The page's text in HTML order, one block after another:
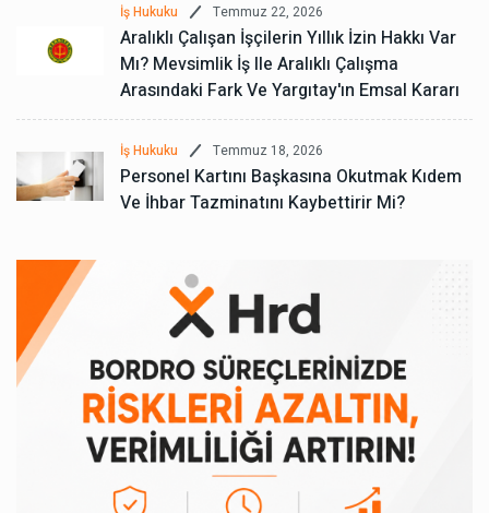
İş Hukuku Temmuz 22, 2026
Aralıklı Çalışan İşçilerin Yıllık İzin Hakkı Var
Mı? Mevsimlik İş Ile Aralıklı Çalışma
Arasındaki Fark Ve Yargıtay'ın Emsal Kararı
İş Hukuku Temmuz 18, 2026
Personel Kartını Başkasına Okutmak Kıdem
Ve İhbar Tazminatını Kaybettirir Mi?